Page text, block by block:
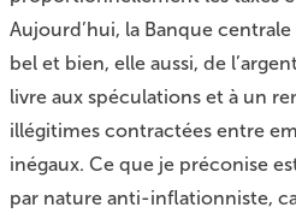
Aujourd’hui, la Banque
bel et bien, elle aussi, de
livre aux spéculations et à un
illégitimes contractées entre
inégaux. Ce que je préconise
par nature anti-inflationniste,